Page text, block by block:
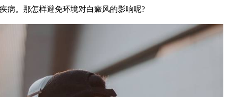
病。那怎样避免环境对白癜风的影响呢?